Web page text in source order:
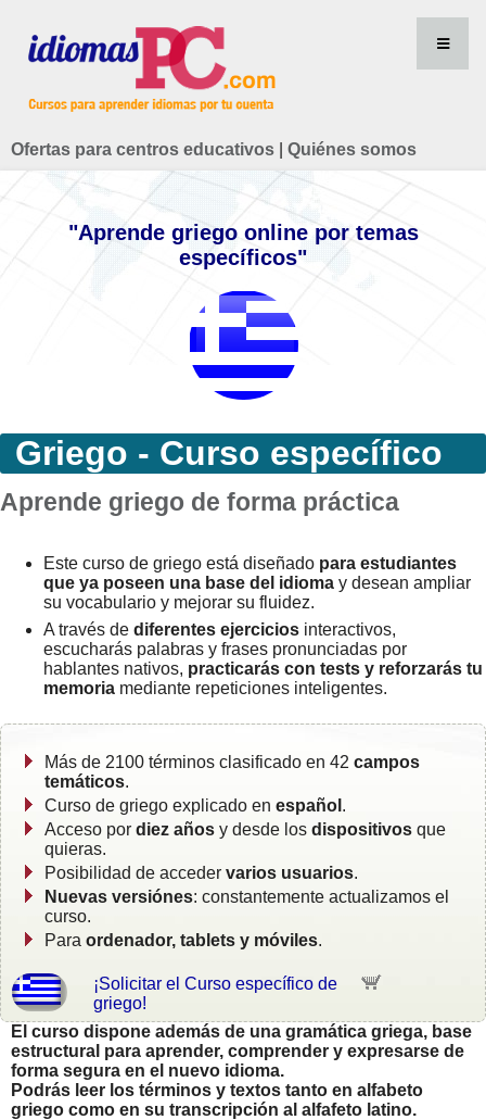
Ofertas para centros educativos Quiénes somos
"Aprende griego online por temas
específicos"
Griego - Curso específico
Aprende griego de forma práctica
Este curso de griego está diseñado para estudiantes
que ya poseen una base del idioma y desean ampliar
su vocabulario y mejorar su fluidez.
A través de diferentes ejercicios interactivos,
escucharás palabras y frases pronunciadas por
hablantes nativos, practicarás con tests y reforzarás tu
memoria mediante repeticiones inteligentes.
Más de 2100 términos clasificado en 42 campos
temáticos.
Curso de griego explicado en español .
Acceso por diez años y desde los dispositivos que
quieras.
Posibilidad de acceder varios usuarios.
Nuevas versiónes: constantemente actualizamos el
curso.
Para ordenador, tablets y móviles.
¡Solicitar el Curso específico de
griego!
El curso dispone además de una gramática griega, base
estructural para aprender, comprender y expresarse de
forma segura en el nuevo idioma.
Podrás leer los términos y textos tanto en alfabeto
griego como en su transcripción al alfafeto latino.